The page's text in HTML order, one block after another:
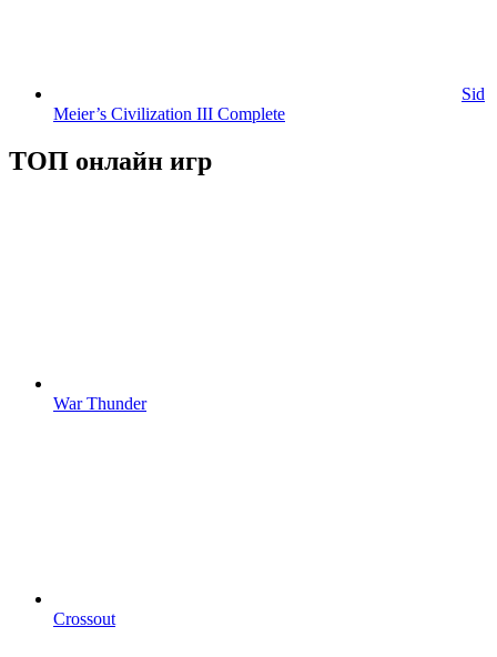
Sid
Meier’s Civilization III Complete
ТОП онлайн игр
War Thunder
Crossout